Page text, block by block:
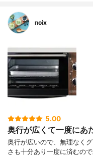
noix
5.00
奥行が広くて一度にあ
奥行が広いので、無理なく
さも十分あり一度に済むの